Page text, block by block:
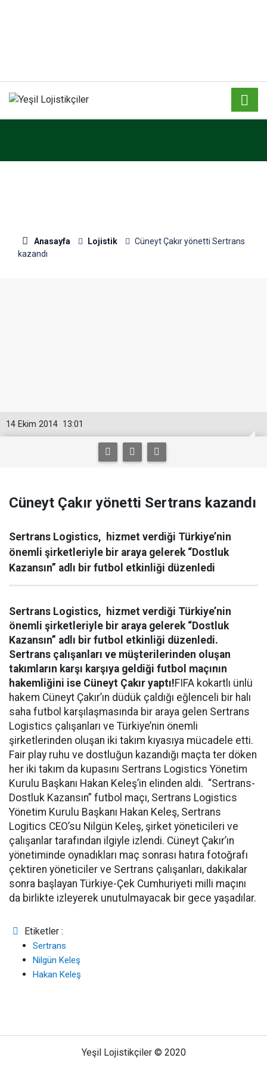
Anasayfa Lojistik
Cüneyt Çakır yönetti Sertrans
kazandı
13:01
14 Ekim 2014
Cüneyt Çakır yönetti Sertrans kazandı
Sertrans Logistics, hizmet verdiği Türkiye’nin
önemli şirketleriyle bir araya gelerek “Dostluk
Kazansın” adlı bir futbol etkinliği düzenledi
Sertrans Logistics, hizmet verdiği Türkiye’nin
önemli şirketleriyle bir araya gelerek “Dostluk
Kazansın” adlı bir futbol etkinliği düzenledi.
Sertrans çalışanları ve müşterilerinden oluşan
takımların karşı karşıya geldiği futbol maçının
hakemliğini ise Cüneyt Çakır yaptı!FIFA kokartlı ünlü
hakem Cüneyt Çakır’ın düdük çaldığı eğlenceli bir halı
saha futbol karşılaşmasında bir araya gelen Sertrans
Logistics çalışanları ve Türkiye’nin önemli
şirketlerinden oluşan iki takım kıyasıya mücadele etti.
Fair play ruhu ve dostluğun kazandığı maçta ter döken
her iki takım da kupasını Sertrans Logistics Yönetim
Kurulu Başkanı Hakan Keleş’in elinden aldı. “Sertrans-
Dostluk Kazansın” futbol maçı, Sertrans Logistics
Yönetim Kurulu Başkanı Hakan Keleş, Sertrans
Logitics CEO’su Nilgün Keleş, şirket yöneticileri ve
çalışanlar tarafından ilgiyle izlendi. Cüneyt Çakır’ın
yönetiminde oynadıkları maç sonrası hatıra fotoğrafı
çektiren yöneticiler ve Sertrans çalışanları, dakikalar
sonra başlayan Türkiye-Çek Cumhuriyeti milli maçını
da birlikte izleyerek unutulmayacak bir gece yaşadılar.
Etiketler :
Sertrans
Nilgün Keleş
Hakan Keleş
Yeşil Lojistikçiler © 2020